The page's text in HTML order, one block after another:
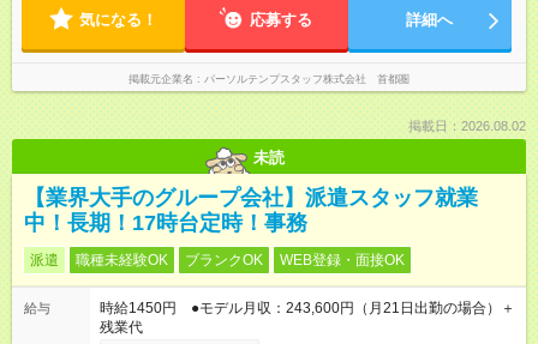
気になる！ 応募する 詳細へ
掲載元企業名 パーソルテンプスタッフ株式会社 首都圏
掲載日：2026.08.02
未読
【業界大手のグループ会社】派遣スタッフ就業
中！長期！17時台定時！事務
派遣 職種未経験OK ブランクOK WEB登録・面接OK
給与
時給1450円 ●モデル月収：243,600円（月21日出勤の場合）＋
残業代